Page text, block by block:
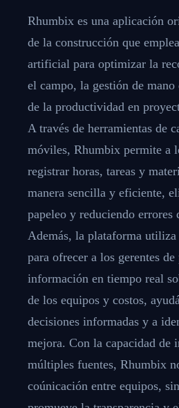
Rhumbix es una aplicación
de la construcción que
artificial para optimizar la
el campo, la gestión de
de la productividad en
A través de herramientas de
móviles, Rhumbix permite a
registrar horas, tareas y
manera sencilla y eficiente,
papeleo y reduciendo errores
Además, la plataforma utiliza
para ofrecer a los gerentes de
información en tiempo real
de los equipos y costos,
decisiones informadas y a
mejora. Con la capacidad de
múltiples fuentes, Rhumbix
coúnicación entre equipos,